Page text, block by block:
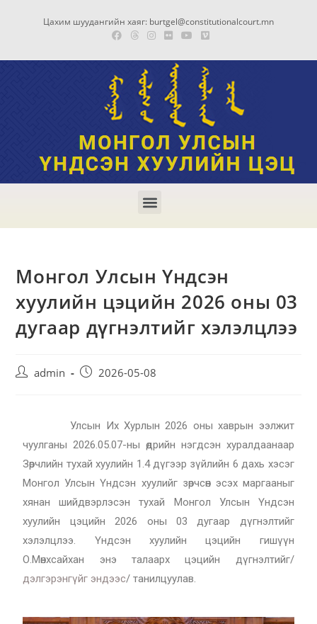
Цахим шуудангийн хаяг: burtgel@constitutionalcourt.mn
Монгол Улсын Үндсэн
хуулийн цэцийн 2026 оны 03
дугаар дүгнэлтийг хэлэлцлээ
admin 2026-05-08
Улсын Их Хурлын 2026 оны хаврын ээлжит
чуулганы 2026.05.07-ны өдрийн нэгдсэн хуралдаанаар
Зөрчлийн тухай хуулийн 1.4 дүгээр зүйлийн 6 дахь хэсэг
Монгол Улсын Үндсэн хуулийг зөрчсөн эсэх маргааныг
хянан шийдвэрлэсэн тухай Монгол Улсын Үндсэн
хуулийн цэцийн 2026 оны 03 дугаар дүгнэлтийг
хэлэлцлээ. Үндсэн хуулийн цэцийн гишүүн
О.Мөнхсайхан энэ талаарх цэцийн дүгнэлтийг/
дэлгэрэнгүйг эндээс/ танилцуулав.